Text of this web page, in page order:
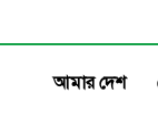
আমার দেশ